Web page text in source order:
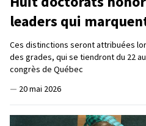
leaders qui
Ces distinctions seront attribuées
des grades, qui se tiendront du 22
congrès de Québec
— 20 mai 2026